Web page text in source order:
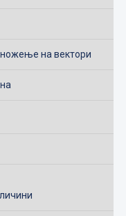
на вектори